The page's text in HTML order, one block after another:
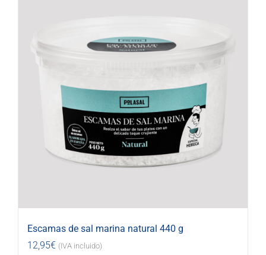
Escamas de sal marina natural 440 g
12,95€ (IVA incluido)